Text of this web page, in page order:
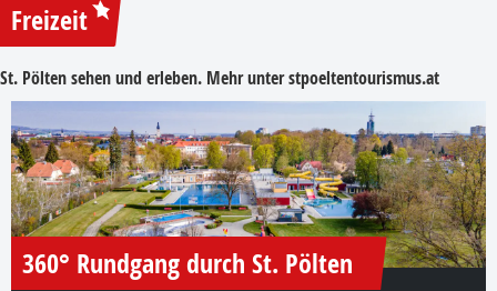
Freizeit
St. Pölten sehen und erleben. Mehr unterstpoeltentourismus.at
360° Rundgang durch St. Pölten